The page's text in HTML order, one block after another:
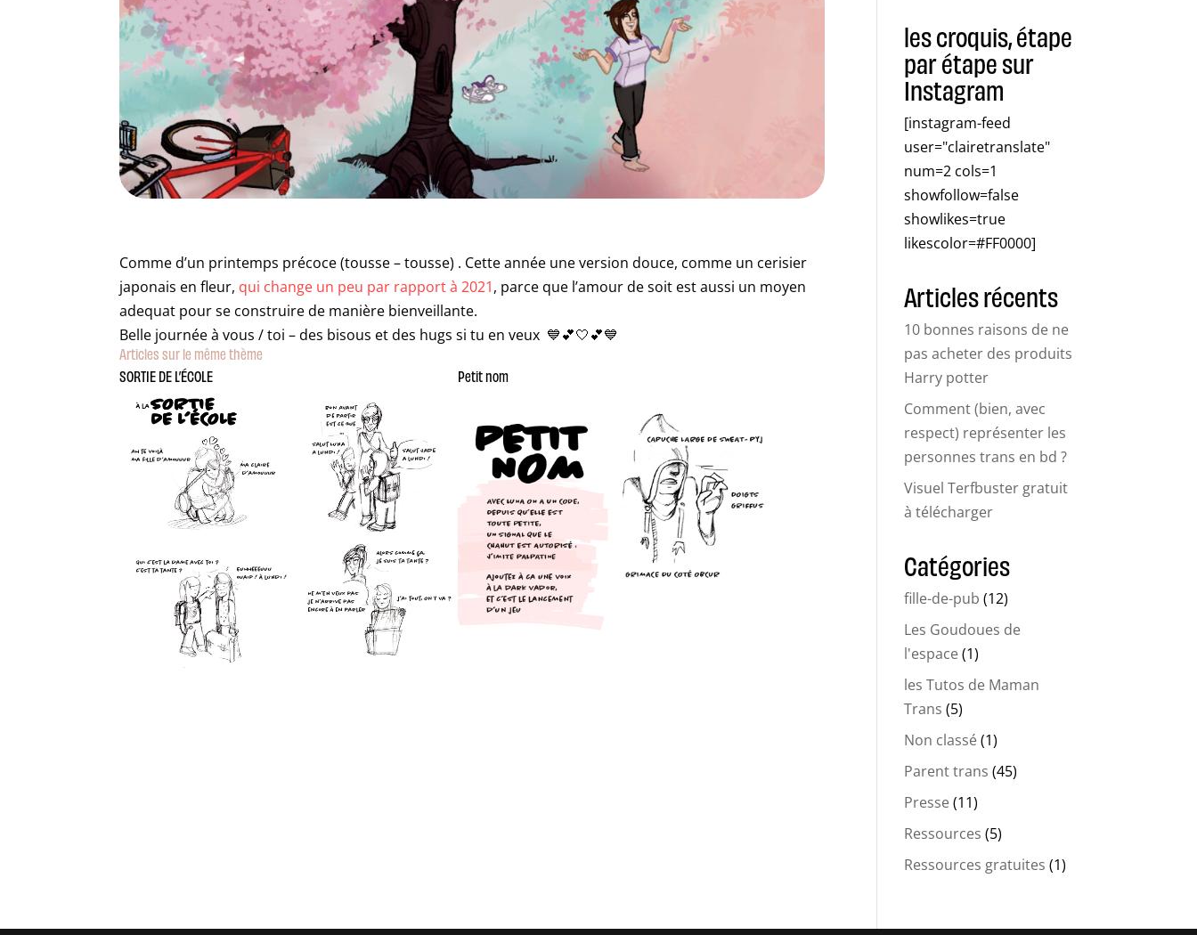
Comme d’un printemps précoce (tousse – tousse) . Cette année une version douce, comme un cerisier
japonais en fleur, qui change un peu par rapport à 2021, parce que l’amour de soit est aussi un moyen
adequat pour se construire de manière bienveillante.
Belle journée à vous / toi – des bisous et des hugs si tu en veux 💙💕🤍💕💙
Articles sur le même thème
SORTIE DE L’ÉCOLE
Petit nom
les croquis, étape
par étape sur
Instagram
[instagram-feed
user="clairetranslate"
num=2 cols=1
showfollow=false
showlikes=true
likescolor=#FF0000]
Articles récents
10 bonnes raisons de ne
pas acheter des produits
Harry potter
Comment (bien, avec
respect) représenter les
personnes trans en bd ?
Visuel Terfbuster gratuit
à télécharger
Catégories
fille-de-pub (12)
Les Goudoues de
l'espace(1)
les Tutos de Maman
Trans (5)
Non classé(1)
Parent trans (45)
Presse(11)
Ressources (5)
Ressources gratuites (1)